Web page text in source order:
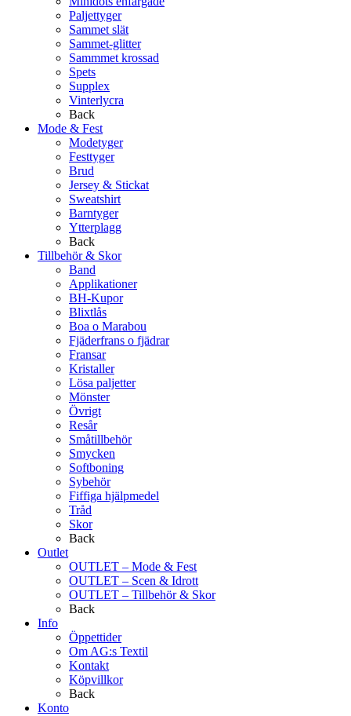
Paljettyger
Sammet slät
Sammet-glitter
Sammmet krossad
Spets
Supplex
Vinterlycra
Back
Mode & Fest
Modetyger
Festtyger
Brud
Jersey & Stickat
Sweatshirt
Barntyger
Ytterplagg
Back
Tillbehör & Skor
Band
Applikationer
BH-Kupor
Blixtlås
Boa o Marabou
Fjäderfrans o fjädrar
Fransar
Kristaller
Lösa paljetter
Mönster
Övrigt
Resår
Småtillbehör
Smycken
Softboning
Sybehör
Fiffiga hjälpmedel
Tråd
Skor
Back
Outlet
OUTLET – Mode & Fest
OUTLET – Scen & Idrott
OUTLET – Tillbehör & Skor
Back
Info
Öppettider
Om AG:s Textil
Kontakt
Köpvillkor
Back
Konto